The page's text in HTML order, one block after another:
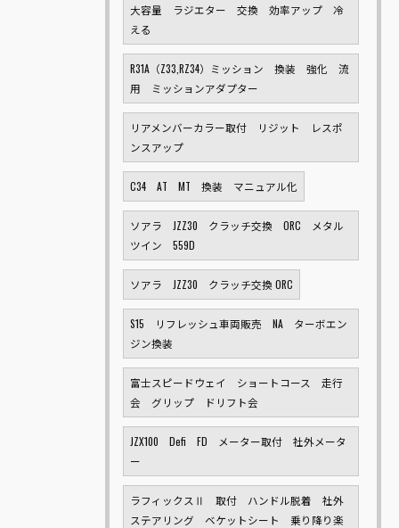
大容量 ラジエター 交換 効率アップ 冷
える
R31A（Z33,RZ34）ミッション 換装 強化 流
用 ミッションアダプター
リアメンバーカラー取付 リジット レスポ
ンスアップ
C34 AT MT 換装 マニュアル化
ソアラ JZZ30 クラッチ交換 ORC メタル
ツイン 559D
ソアラ JZZ30 クラッチ交換 ORC
S15 リフレッシュ車両販売 NA ターボエン
ジン換装
富士スピードウェイ ショートコース 走行
会 グリップ ドリフト会
JZX100 Defi FD メーター取付 社外メータ
ー
ラフィックスⅡ 取付 ハンドル脱着 社外
ステアリング ベケットシート 乗り降り楽